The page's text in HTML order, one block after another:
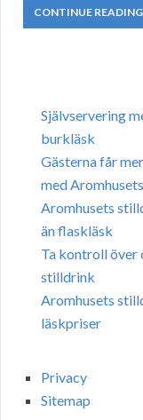
CONTINUE READING
Självservering
burkläsk
Gästerna får
med
Aromhusets
än flaskläsk
Ta kontroll över
stilldrink
Aromhusets
läskpriser
Privacy
Sitemap